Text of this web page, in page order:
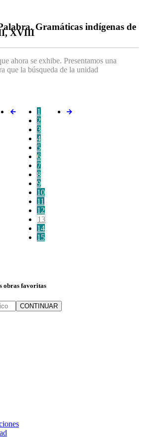
Gramáticas indígenas de
XVIII
ahora se exhibe. Presentamos una
que la búsqueda de la unidad
1
2
3
4
5
6
7
8
9
10
11
12
13
14
15
obras favoritas
CONTINUAR